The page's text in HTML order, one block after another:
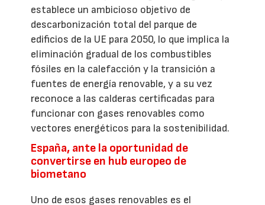
establece un ambicioso objetivo de
descarbonización total del parque de
edificios de la UE para 2050, lo que implica la
eliminación gradual de los combustibles
fósiles en la calefacción y la transición a
fuentes de energía renovable, y a su vez
reconoce a las calderas certificadas para
funcionar con gases renovables como
vectores energéticos para la sostenibilidad.
España, ante la oportunidad de
convertirse en hub europeo de
biometano
Uno de esos gases renovables es el